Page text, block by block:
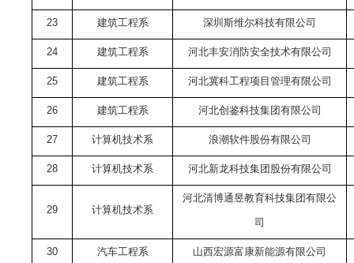
23 建筑工程系 深圳斯维尔科技有限公司
24 建筑工程系 河北丰安消防安全技术有限公司
25 建筑工程系 河北冀科工程项目管理有限公司
26 建筑工程系 河北创鉴科技集团有限公司
27 计算机技术系 浪潮软件股份有限公司
28 计算机技术系 河北新龙科技集团股份有限公司
29 计算机技术系
河北清博通昱教育科技集团有限公
司
30 汽车工程系 山西宏源富康新能源有限公司